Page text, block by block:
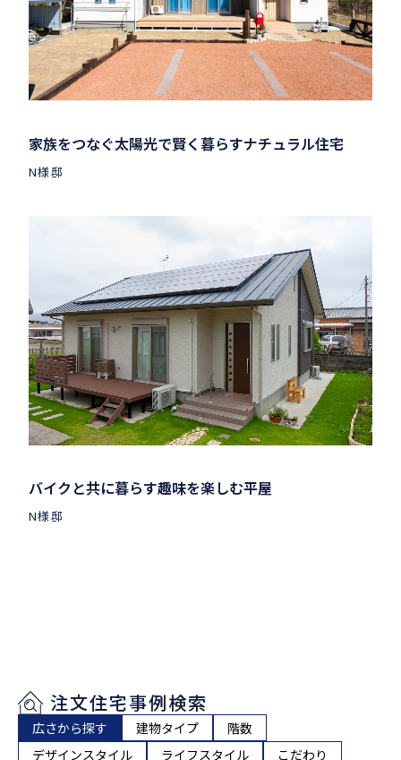
家族をつなぐ太陽光で賢く暮らすナチュラル住宅
N様邸
バイクと共に暮らす趣味を楽しむ平屋
N様邸
注文住宅事例検索
広さから探す 建物タイプ
階数
デザインスタイル
ライフスタイル こだわり